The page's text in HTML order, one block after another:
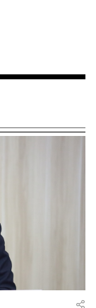
ข้อมูลว่า
อบ เราก็
า หากยังมีเคส
ได้หรือไม่ จุล
ตฯ บอกว่า
ทย หากเริ่มดํา
ขึ้น อาจใช้
นของรัฐเพื่อ